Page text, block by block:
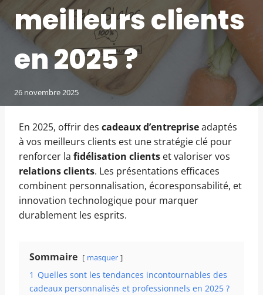
meilleurs clients
en 2025 ?
26 novembre 2025
En 2025, offrir des cadeaux d’entrepriseadaptés
à vos meilleurs clients est une stratégie clé pour
renforcer la fidélisation clients et valoriser vos
relations clients. Les présentations efficaces
combinent personnalisation, écoresponsabilité, et
innovation technologique pour marquer
durablement les esprits.
Sommaire masquer
1 Quelles sont les tendances incontournables des
cadeaux personnalisés et professionnels en 2025 ?